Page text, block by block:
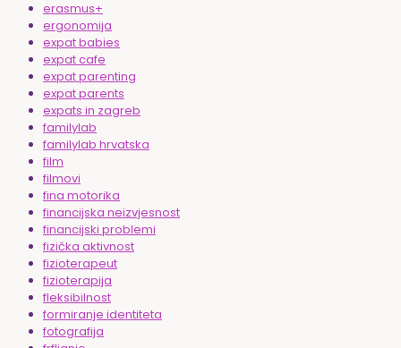
erasmus+
ergonomija
expat babies
expat cafe
expat parenting
expat parents
expats in zagreb
familylab
familylab hrvatska
film
filmovi
fina motorika
financijska neizvjesnost
financijski problemi
fizička aktivnost
fizioterapeut
fizioterapija
fleksibilnost
formiranje identiteta
fotografija